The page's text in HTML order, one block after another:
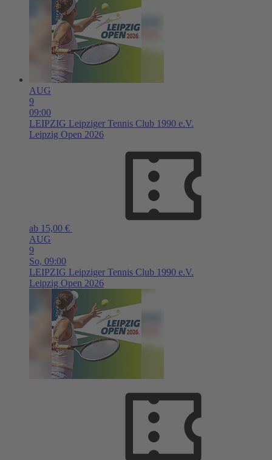
AUG
9
09:00
LEIPZIG Leipziger Tennis Club 1990 e.V.
Leipzig Open 2026
ab 15,00 €
AUG
9
So, 09:00
LEIPZIG Leipziger Tennis Club 1990 e.V.
Leipzig Open 2026